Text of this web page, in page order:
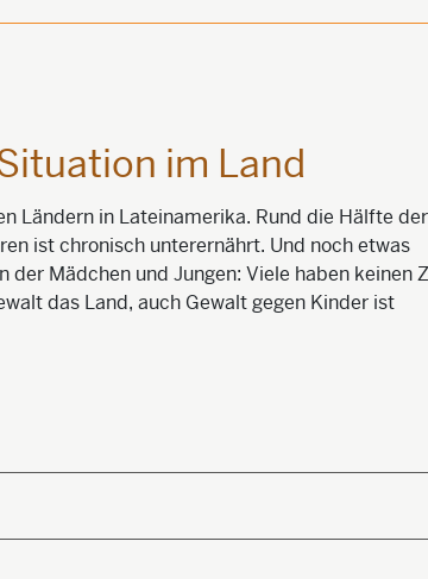
im Land
Ländern in Lateinamerika. Rund die Hälfte
ist chronisch unterernährt. Und noch etwas
Mädchen und Jungen: Viele haben keinen
das Land, auch Gewalt gegen Kinder ist